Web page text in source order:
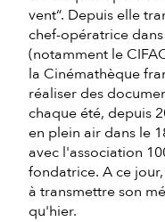
vent“. Depuis elle
chef-opératrice
(notamment le
la Cinémathèque
réaliser des
chaque été, depuis
en plein air dans le
avec l'association
fondatrice. A ce
à transmettre son
qu'hier.